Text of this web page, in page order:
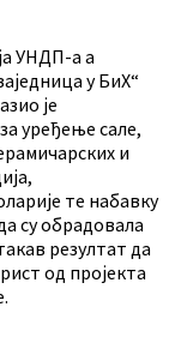
УНДП-а а
у БиХ“
је
уређење сале,
и
те набавку
су обрадовала
резултат да
од пројекта